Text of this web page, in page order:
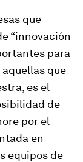
que
“innovación
para
que
es el
de
por el
en
equipos de